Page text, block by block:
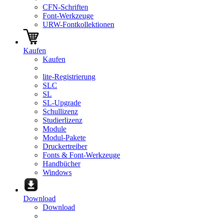
CFN-Schriften
Font-Werkzeuge
URW-Fontkollektionen
Kaufen
Kaufen
lite-Registrierung
SLC
SL
SL-Upgrade
Schullizenz
Studierlizenz
Module
Modul-Pakete
Druckertreiber
Fonts & Font-Werkzeuge
Handbücher
Windows
Download
Download